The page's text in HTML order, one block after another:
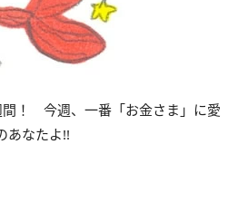
間！ 今週、一番「お金さま」に愛
あなたよ!!